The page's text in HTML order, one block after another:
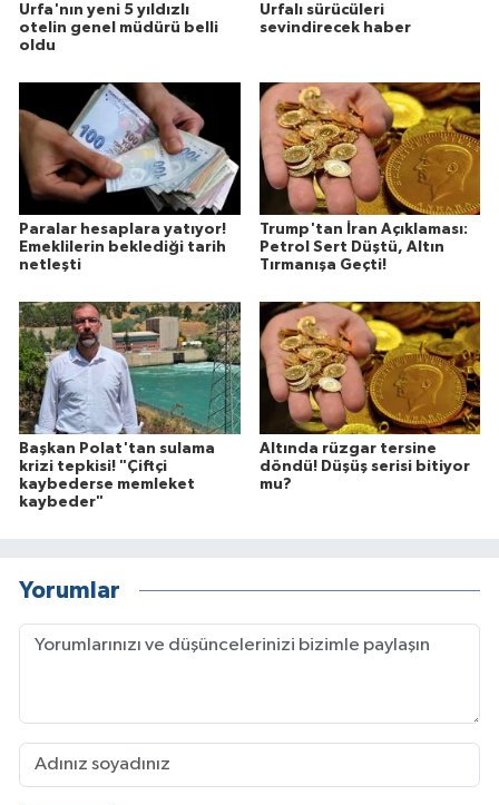
Urfa'nın yeni 5 yıldızlı
otelin genel müdürü belli
oldu
Urfalı sürücüleri
sevindirecek haber
Paralar hesaplara yatıyor!
Emeklilerin beklediği tarih
netleşti
Trump'tan İran Açıklaması:
Petrol Sert Düştü, Altın
Tırmanışa Geçti!
Başkan Polat'tan sulama
krizi tepkisi! "Çiftçi
kaybederse memleket
kaybeder"
Altında rüzgar tersine
döndü! Düşüş serisi bitiyor
mu?
Yorumlar